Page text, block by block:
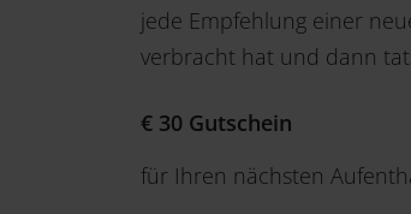
jede Empfehlung einer
verbracht hat und dann
€ 30 Gutschein
für Ihren nächsten